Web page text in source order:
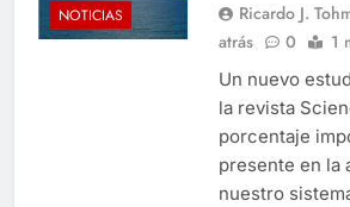
NOTICIAS
Ricardo J.
atrás
0 1
Un nuevo
la revista
porcentaje
presente en la
nuestro